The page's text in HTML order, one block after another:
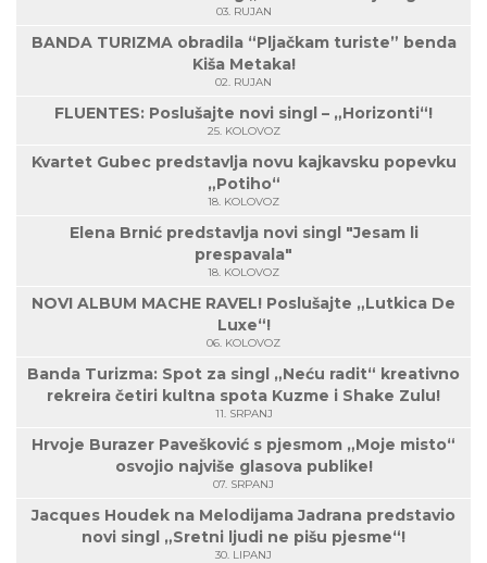
03. RUJAN
BANDA TURIZMA obradila “Pljačkam turiste” benda
Kiša Metaka!
02. RUJAN
FLUENTES: Poslušajte novi singl – „Horizonti“!
25. KOLOVOZ
Kvartet Gubec predstavlja novu kajkavsku popevku
„Potiho“
18. KOLOVOZ
Elena Brnić predstavlja novi singl "Jesam li
prespavala"
18. KOLOVOZ
NOVI ALBUM MACHE RAVEL! Poslušajte „Lutkica De
Luxe“!
06. KOLOVOZ
Banda Turizma: Spot za singl „Neću radit“ kreativno
rekreira četiri kultna spota Kuzme i Shake Zulu!
11. SRPANJ
Hrvoje Burazer Pavešković s pjesmom „Moje misto“
osvojio najviše glasova publike!
07. SRPANJ
Jacques Houdek na Melodijama Jadrana predstavio
novi singl „Sretni ljudi ne pišu pjesme“!
30. LIPANJ